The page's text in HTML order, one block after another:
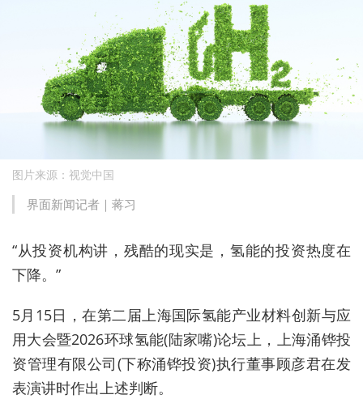
图片来源：视觉中国
界面新闻记者｜蒋习
“从投资机构讲，残酷的现实是，氢能的投资热度在
下降。”
5月15日，在第二届上海国际氢能产业材料创新与应
用大会暨2026环球氢能(陆家嘴)论坛上，上海涌铧投
资管理有限公司(下称涌铧投资)执行董事顾彦君在发
表演讲时作出上述判断。